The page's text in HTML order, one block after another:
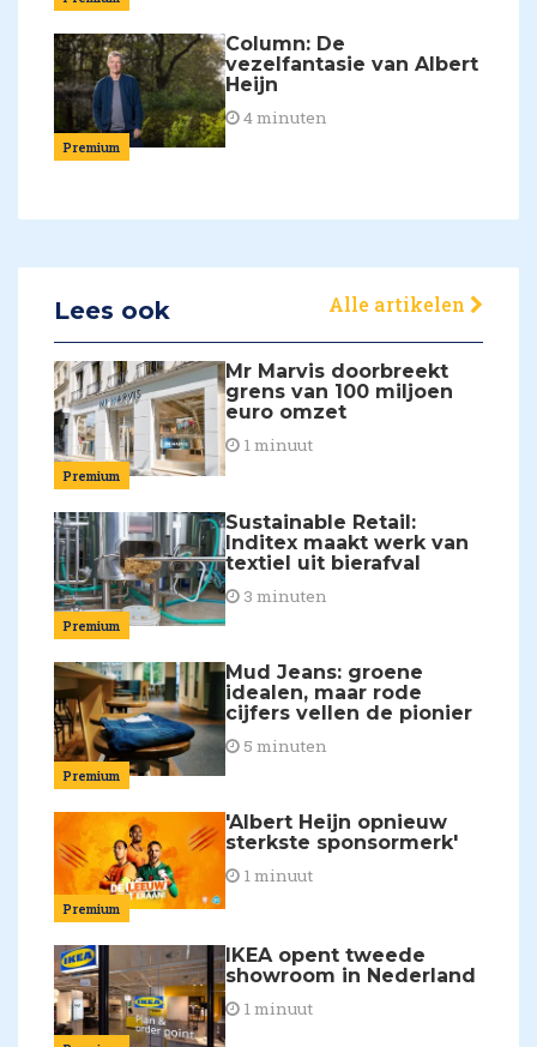
Premium
Column: De
vezelfantasie van Albert
Heijn
4 minuten
Lees ook Alle artikelen
Premium
Mr Marvis doorbreekt
grens van 100 miljoen
euro omzet
1 minuut
Premium
Sustainable Retail:
Inditex maakt werk van
textiel uit bierafval
3 minuten
Premium
Mud Jeans: groene
idealen, maar rode
cijfers vellen de pionier
5 minuten
Premium
'Albert Heijn opnieuw
sterkste sponsormerk'
1 minuut
IKEA opent tweede
showroom in Nederland
1 minuut